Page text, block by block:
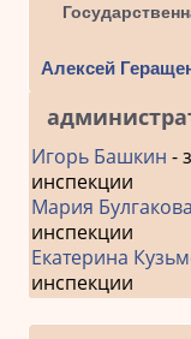
Алексей
Игорь Башкин -
инспекции
Мария Булгакова
инспекции
Екатерина
инспекции